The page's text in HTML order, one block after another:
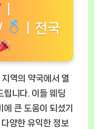
ㅣ전국
역의 약국에서 열
립니다. 이들 웨딩
큰 도움이 되셨기
다양한 유익한 정보